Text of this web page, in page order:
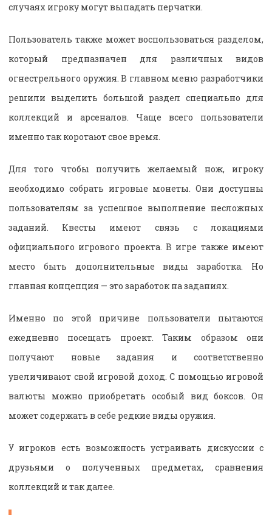
случаях игроку могут выпадать перчатки.
Пользователь также может воспользоваться разделом,
который предназначен для различных видов
огнестрельного оружия. В главном меню разработчики
решили выделить большой раздел специально для
коллекций и арсеналов. Чаще всего пользователи
именно так коротают свое время.
Для того чтобы получить желаемый нож, игроку
необходимо собрать игровые монеты. Они доступны
пользователям за успешное выполнение несложных
заданий. Квесты имеют связь с локациями
официального игрового проекта. В игре также имеют
место быть дополнительные виды заработка. Но
главная концепция — это заработок на заданиях.
Именно по этой причине пользователи пытаются
ежедневно посещать проект. Таким образом они
получают новые задания и соответственно
увеличивают свой игровой доход. С помощью игровой
валюты можно приобретать особый вид боксов. Он
может содержать в себе редкие виды оружия.
У игроков есть возможность устраивать дискуссии с
друзьями о полученных предметах, сравнения
коллекций и так далее.